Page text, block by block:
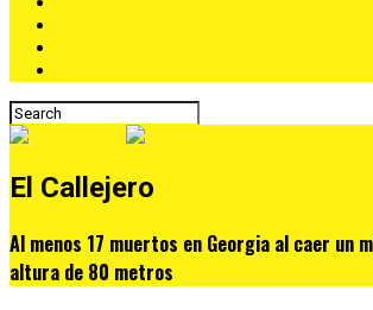
El Callejero
Al menos 17 muertos en Georgia al caer un
altura de 80 metros